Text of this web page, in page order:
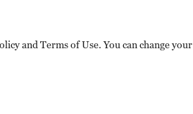
and Terms of Use. You can change your